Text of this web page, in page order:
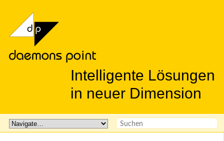
Intelligente Lösungen
in neuer Dimension